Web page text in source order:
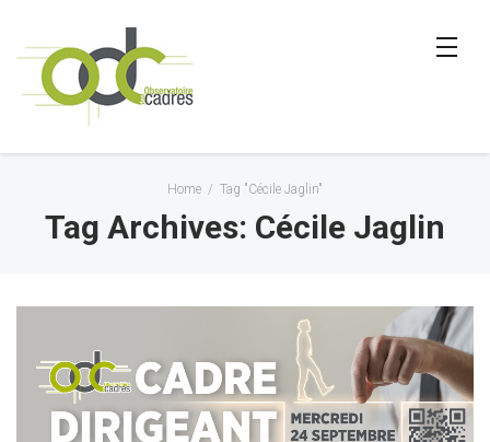
Home / Tag "Cécile Jaglin"
Tag Archives: Cécile Jaglin